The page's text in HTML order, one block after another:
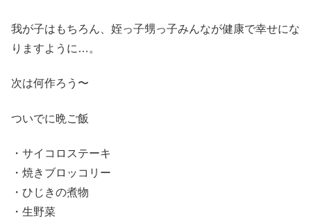
我が子はもちろん、姪っ子甥っ子みんなが健康で幸せにな
りますように…。
次は何作ろう〜
ついでに晩ご飯
・サイコロステーキ
・焼きブロッコリー
・ひじきの煮物
・生野菜